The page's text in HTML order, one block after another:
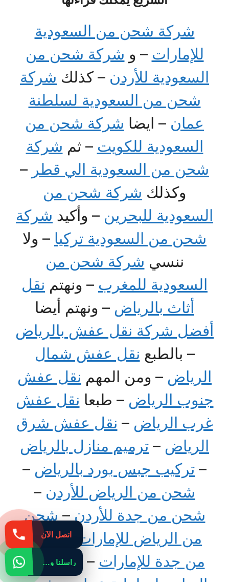
شركة شحن من السعودية
للإمارات – و شركة شحن من
السعودية للأردن – كذلك شركة
شحن من السعودية لسلطنة
عمان – ايضا شركة شحن من
السعودية للكويت – ثم شركة
شحن من السعودية الي قطر –
وكذلك شركة شحن من
السعودية للبحرين – وأكيد شركة
شحن من السعودية تركيا – ولا
ننسي شركة شحن من
السعودية للمغرب – ونهتم نقل
أثاث بالرياض – ونهتم أيضا
أفضل شركة نقل عفش بالرياض
– بالطبع نقل عفش شمال
الرياض – ومن المهم نقل عفش
جنوب الرياض – طبعا نقل عفش
غرب الرياض – نقل عفش شرق
الرياض – ترميم منازل بالرياض
– تركيب جبس بورد بالرياض –
شحن من الرياض للأردن –
شحن من جدة للأردن – شحن
من الرياض للإمارات –شحن
من جدة للإمارات –شحن من
اتصل الآن
راسلنا واتساب